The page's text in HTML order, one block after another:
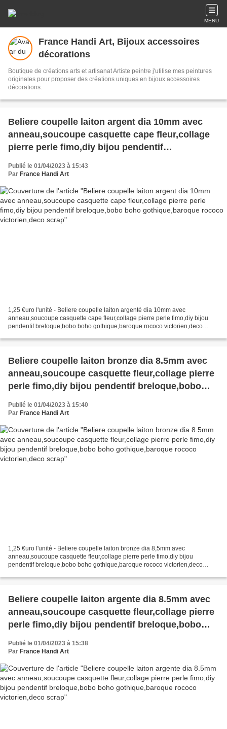
MENU
France Handi Art, Bijoux accessoires
décorations
Boutique de créations arts et artisanat Artiste peintre j'utilise mes peintures
originales pour proposer des créations uniques en bijoux accessoires
décorations.
Beliere coupelle laiton argent dia 10mm avec
anneau,soucoupe casquette cape fleur,collage
pierre perle fimo,diy bijou pendentif
breloque,bobo boho gothique,baroque rococo
victorien,deco scrap
Publié le 01/04/2023 à 15:43
Par France Handi Art
1,25 €uro l'unité - Beliere coupelle laiton argenté dia 10mm avec
anneau,soucoupe casquette cape fleur,collage pierre perle fimo,diy bijou
pendentif breloque,bobo boho gothique,baroque rococo victorien,deco
Beliere coupelle laiton bronze dia 8.5mm avec
anneau,soucoupe casquette fleur,collage pierre
perle fimo,diy bijou pendentif breloque,bobo
scrap
Publié le 01/04/2023 à 15:40
Par France Handi Art
1,25 €uro l'unité - Beliere coupelle laiton bronze dia 8,5mm avec
anneau,soucoupe casquette fleur,collage pierre perle fimo,diy bijou
pendentif breloque,bobo boho gothique,baroque rococo victorien,deco
Beliere coupelle laiton argente dia 8.5mm avec
anneau,soucoupe casquette fleur,collage pierre
perle fimo,diy bijou pendentif breloque,bobo
boho gothique,baroque rococo victorien,deco
scrap
Publié le 01/04/2023 à 15:38
Par France Handi Art